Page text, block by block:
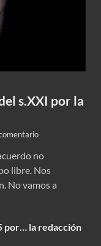
s.XXI por la
no
libre. Nos
No vamos a
por… la redacción